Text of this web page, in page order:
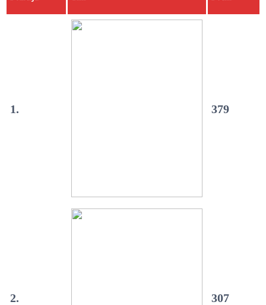
1. 379
2. 307